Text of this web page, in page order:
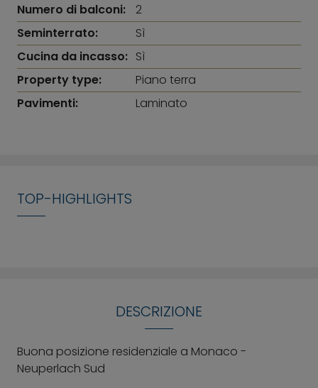
Numero di balconi:
2
Seminterrato:
Sì
Cucina da incasso: Sì
Property type:
Piano terra
Pavimenti:
Laminato
TOP-HIGHLIGHTS
DESCRIZIONE
Buona posizione residenziale a Monaco -
Neuperlach Sud